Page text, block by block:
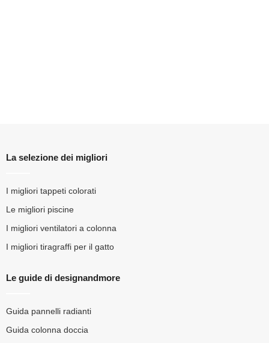
La selezione dei migliori
I migliori tappeti colorati
Le migliori piscine
I migliori ventilatori a colonna
I migliori tiragraffi per il gatto
Le guide di designandmore
Guida pannelli radianti
Guida colonna doccia